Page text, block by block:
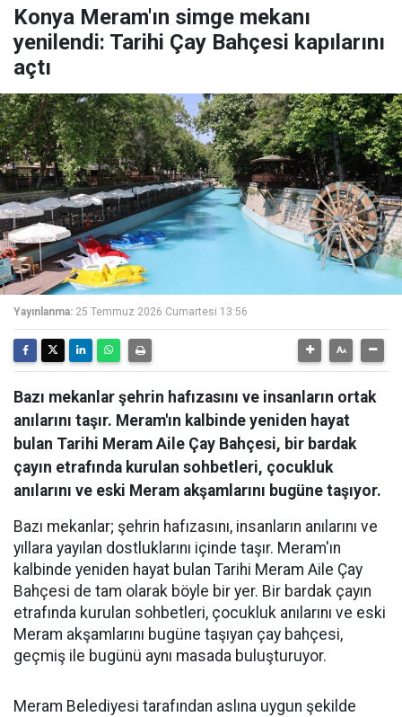
Konya Meram'ın simge mekanı
yenilendi: Tarihi Çay Bahçesi kapılarını
açtı
Yayınlanma: 25 Temmuz 2026 Cumartesi 13:56
Bazı mekanlar şehrin hafızasını ve insanların ortak
anılarını taşır. Meram'ın kalbinde yeniden hayat
bulan Tarihi Meram Aile Çay Bahçesi, bir bardak
çayın etrafında kurulan sohbetleri, çocukluk
anılarını ve eski Meram akşamlarını bugüne taşıyor.
Bazı mekanlar; şehrin hafızasını, insanların anılarını ve
yıllara yayılan dostluklarını içinde taşır. Meram'ın
kalbinde yeniden hayat bulan Tarihi Meram Aile Çay
Bahçesi de tam olarak böyle bir yer. Bir bardak çayın
etrafında kurulan sohbetleri, çocukluk anılarını ve eski
Meram akşamlarını bugüne taşıyan çay bahçesi,
geçmiş ile bugünü aynı masada buluşturuyor.
Meram Belediyesi tarafından aslına uygun şekilde